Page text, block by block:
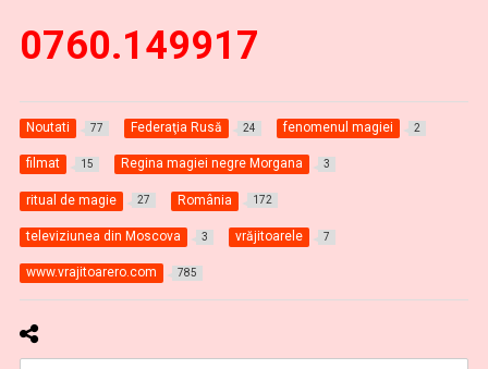
0760.149917
Noutati 77 Federaţia Rusă 24 fenomenul magiei 2
filmat 15 Regina magiei negre Morgana 3
ritual de magie 27 România 172
televiziunea din Moscova 3 vrăjitoarele 7
www.vrajitoarero.com 785